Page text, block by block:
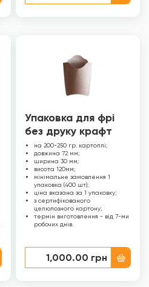
Упаковка для фрі
без друку крафт
на 200-250 гр. картоплі;
довжина 72 мм;
ширина 30 мм;
висота 120мм;
мінімальне замовлення 1
упаковка (400 шт);
ціна вказана за 1 упаковку;
з сертифікованого
целюлозного картону;
термін виготовлення - від 7-ми
робочих днів.
1,000.00 грн